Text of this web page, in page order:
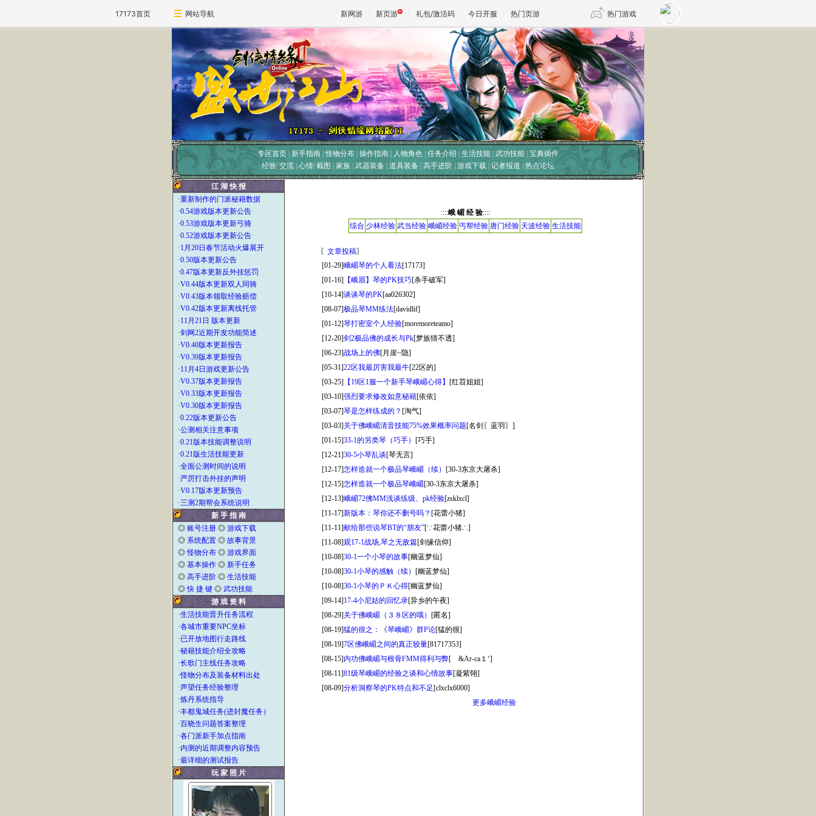
17173首页 网站导航 新网游 新页游 礼包/激活码 今日开服 热门页游 热门游戏
魔兽 DNF 传奇4
天堂 剑网3旗舰版 新天龙八部
王权与自由 诛仙世界 仙剑世界
专区首页 新手指南 |怪物分布 操作指南 人物角色 任务介绍 生活技能 武功技能 宝典插件
经验| 交流 心情 截图 家族 武器装备 道具装备 高手进阶 游戏下载 记者报道 热点论坛
江 湖 快 报
·重新制作的门派秘籍数据
·0.54游戏版本更新公告
·0.53游戏版本更新弓骑
·0.52游戏版本更新公告
·1月20日春节活动火爆展开
·0.50版本更新公告
·0.47版本更新反外挂惩罚
·V0.44版本更新双人同骑
·V0.43版本领取经验赔偿
·V0.42版本更新离线托管
·11月21日 版本更新
·剑网2近期开发功能简述
·V0.40版本更新报告
·V0.39版本更新报告
·11月4日游戏更新公告
·V0.37版本更新报告
·V0.33版本更新报告
·V0.30版本更新报告
·0.22版本更新公告
·公测相关注意事项
·0.21版本技能调整说明
·0.21版生活技能更新
·全面公测时间的说明
·严厉打击外挂的声明
·V0.17版本更新预告
·三测2期帮会系统说明
新 手 指 南
◎ 账号注册◎ 游戏下载
◎ 系统配置◎ 故事背景
◎怪物分布◎ 游戏界面
◎ 基本操作◎ 新手任务
◎ 高手进阶◎ 生活技能
◎快 捷 键◎ 武功技能
游 戏 资 料
·生活技能晋升任务流程
·各城市重要NPC坐标
·已开放地图行走路线
·秘籍技能介绍全攻略
·长歌门主线任务攻略
·怪物分布及装备材料出处
·声望任务经验整理
·炼丹系统指导
·丰都鬼城任务(进封魔任务）
·百晓生问题答案整理
·各门派新手加点指南
·内测的近期调整内容预告
·最详细的测试报告
玩 家 照 片
::::峨 嵋 经 验::::
综合 少林经验 武当经验 峨嵋经验 丐帮经验 唐门经验 天波经验 生活技能
〖 文章投稿〗
[01-29]峨嵋琴的个人看法[17173]
[01-16] 【峨眉】琴的PK技巧[杀手破军]
[10-14]谈谈琴的PK[aa026302]
[08-07]极品琴MM练法[davidlif]
[01-12]琴打密室个人经验[moremoreteamo]
[12-20]剑2极品佛的成长与Pk[梦族猜不透]
[06-23]战场上的佛[月崖~隐]
[05-31]22区我最厉害我最牛[22区的]
[03-25] 【19区1服一个新手琴峨嵋心得】 [红苕姐姐]
[03-10]强烈要求修改如意秘籍[依依]
[03-07]琴是怎样练成的？ [淘气]
[03-03]关于佛峨嵋清音技能75%效果概率问题[名剑〖蓝羽〗]
[01-15]33-1的另类琴（巧手） [巧手]
[12-21]30-5小琴乱谈[琴无言]
[12-17]怎样造就一个极品琴峨嵋（续） [30-3东京大屠杀]
[12-15]怎样造就一个极品琴峨嵋[30-3东京大屠杀]
[12-13]峨嵋72佛MM浅谈练级、pk经验[zsklxcl]
[11-17]新版本：琴你还不删号吗？ [花蕾小猪]
[11-11]献给那些说琴BT的“朋友”[∵花蕾小猪∴]
[11-08]观17-1战场,琴之无敌篇[剑缘信仰]
[10-08]30-1一个小琴的故事[幽蓝梦仙]
[10-08]30-1小琴的感触（续） [幽蓝梦仙]
[10-08]30-1小琴的ＰＫ心得[幽蓝梦仙]
[09-14]17-4小尼姑的回忆录[异乡的午夜]
[08-29]关于佛峨嵋（３８区的哦） [匿名]
[08-19]猛的很之：《琴峨嵋》群P论[猛的很]
[08-19]7区佛峨嵋之间的真正较量[81717353]
[08-15]内功佛峨嵋与根骨FMM得利与弊[ &Αr-ca１‘]
[08-11]81级琴峨嵋的经验之谈和心情故事[凝紫翎]
[08-09]分析洞察琴的PK特点和不足 [clxclx6000]
更多峨嵋经验